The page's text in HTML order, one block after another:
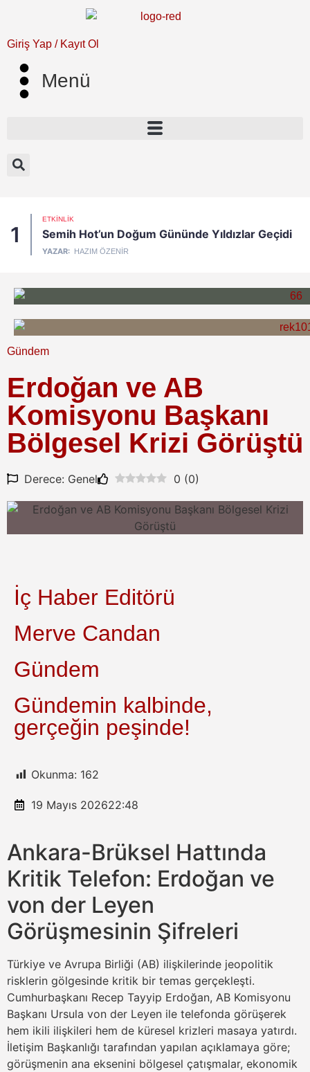
Giriş Yap / Kayıt Ol
Menü
1
ETKINLIK
Semih Hot’un Doğum Gününde Yıldızlar Geçidi
YAZAR: HAZIM ÖZENIR
Gündem
Erdoğan ve AB
Komisyonu Başkanı
Bölgesel Krizi Görüştü
Derece: Genel 0 (0)
İç Haber Editörü
Merve Candan
Gündem
Gündemin kalbinde,
gerçeğin peşinde!
Okunma: 162
19 Mayıs 202622:48
Ankara-Brüksel Hattında
Kritik Telefon: Erdoğan ve
von der Leyen
Görüşmesinin Şifreleri
Türkiye ve Avrupa Birliği (AB) ilişkilerinde jeopolitik
risklerin gölgesinde kritik bir temas gerçekleşti.
Cumhurbaşkanı Recep Tayyip Erdoğan, AB Komisyonu
Başkanı Ursula von der Leyen ile telefonda görüşerek
hem ikili ilişkileri hem de küresel krizleri masaya yatırdı.
İletişim Başkanlığı tarafından yapılan açıklamaya göre;
görüşmenin ana eksenini bölgesel çatışmalar, ekonomik